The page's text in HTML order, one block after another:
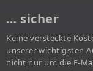
… sicher
Keine versteckte
unserer wichtigsten
nicht nur um die E-